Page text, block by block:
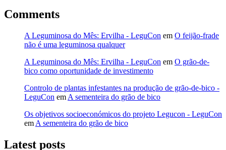
Comments
A Leguminosa do Mês: Ervilha - LeguCon em O feijão-frade
não é uma leguminosa qualquer
A Leguminosa do Mês: Ervilha - LeguCon em O grão-de-
bico como oportunidade de investimento
Controlo de plantas infestantes na produção de grão-de-bico -
LeguCon em A sementeira do grão de bico
Os objetivos socioeconómicos do projeto Legucon - LeguCon
em A sementeira do grão de bico
Latest posts